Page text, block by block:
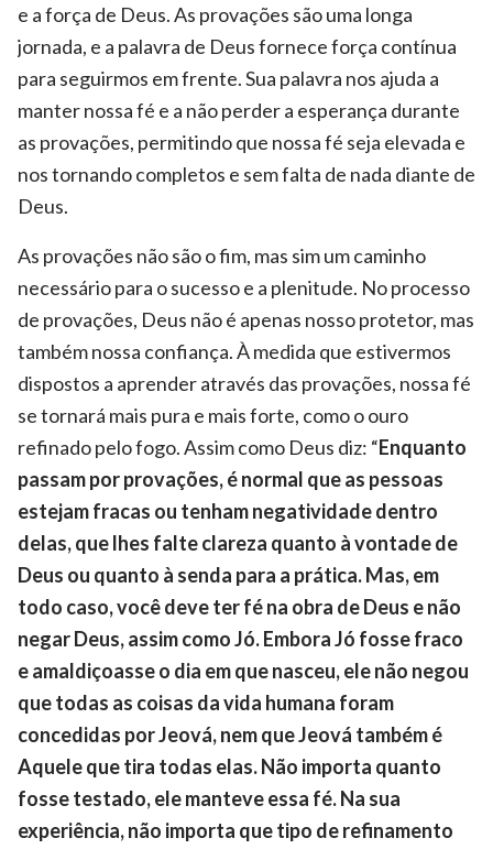
e a força de Deus. As provações são uma longa
jornada, e a palavra de Deus fornece força contínua
para seguirmos em frente. Sua palavra nos ajuda a
manter nossa fé e a não perder a esperança durante
as provações, permitindo que nossa fé seja elevada e
nos tornando completos e sem falta de nada diante de
Deus.
As provações não são o fim, mas sim um caminho
necessário para o sucesso e a plenitude. No processo
de provações, Deus não é apenas nosso protetor, mas
também nossa confiança. À medida que estivermos
dispostos a aprender através das provações, nossa fé
se tornará mais pura e mais forte, como o ouro
refinado pelo fogo. Assim como Deus diz: “Enquanto
passam por provações, é normal que as pessoas
estejam fracas ou tenham negatividade dentro
delas, que lhes falte clareza quanto à vontade de
Deus ou quanto à senda para a prática. Mas, em
todo caso, você deve ter fé na obra de Deus e não
negar Deus, assim como Jó. Embora Jó fosse fraco
e amaldiçoasse o dia em que nasceu, ele não negou
que todas as coisas da vida humana foram
concedidas por Jeová, nem que Jeová também é
Aquele que tira todas elas. Não importa quanto
fosse testado, ele manteve essa fé. Na sua
experiência, não importa que tipo de refinamento